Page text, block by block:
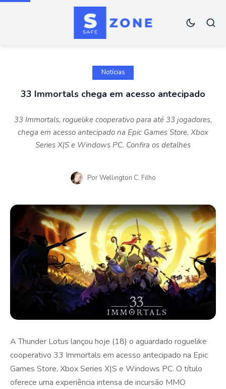
Notícias
33 Immortals chega em acesso antecipado
33 Immortals, roguelike cooperativo para até 33 jogadores,
chega em acesso antecipado na Epic Games Store, Xbox
Series X|S e Windows PC. Confira os detalhes
PorWellington C. Filho
A Thunder Lotus lançou hoje (18) o aguardado roguelike
cooperativo 33 Immortals em acesso antecipado na Epic
Games Store, Xbox Series X|S e Windows PC. O título
oferece uma experiência intensa de incursão MMO